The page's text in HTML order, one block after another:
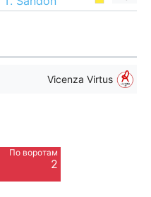
Vicenza Virtus
По воротам
2